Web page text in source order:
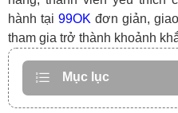
hành tại 99OK đơn giản,
tham gia trở thành khoảnh
Mục lục